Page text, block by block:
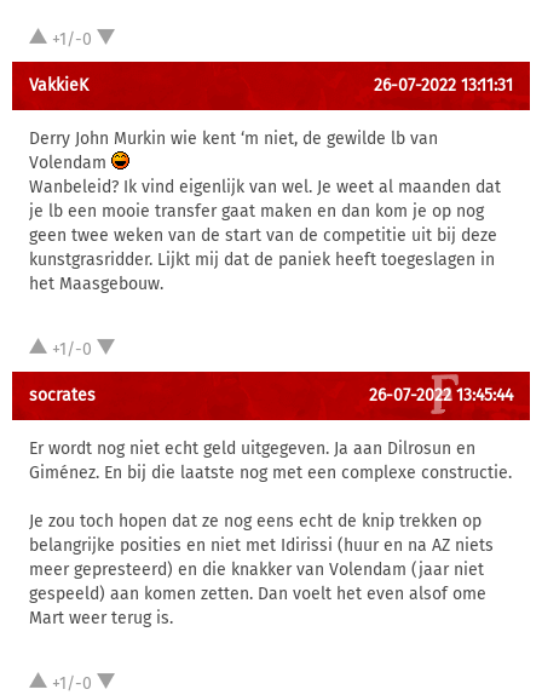
+1/-0
VakkieK 26-07-2022 13:11:31
Derry John Murkin wie kent ‘m niet, de gewilde lb van
Volendam
Wanbeleid? Ik vind eigenlijk van wel. Je weet al maanden dat
je lb een mooie transfer gaat maken en dan kom je op nog
geen twee weken van de start van de competitie uit bij deze
kunstgrasridder. Lijkt mij dat de paniek heeft toegeslagen in
het Maasgebouw.
+1/-0
socrates 26-07-2022 13:45:44
Er wordt nog niet echt geld uitgegeven. Ja aan Dilrosun en
Giménez. En bij die laatste nog met een complexe constructie.
Je zou toch hopen dat ze nog eens echt de knip trekken op
belangrijke posities en niet met Idirissi (huur en na AZ niets
meer gepresteerd) en die knakker van Volendam (jaar niet
gespeeld) aan komen zetten. Dan voelt het even alsof ome
Mart weer terug is.
+1/-0